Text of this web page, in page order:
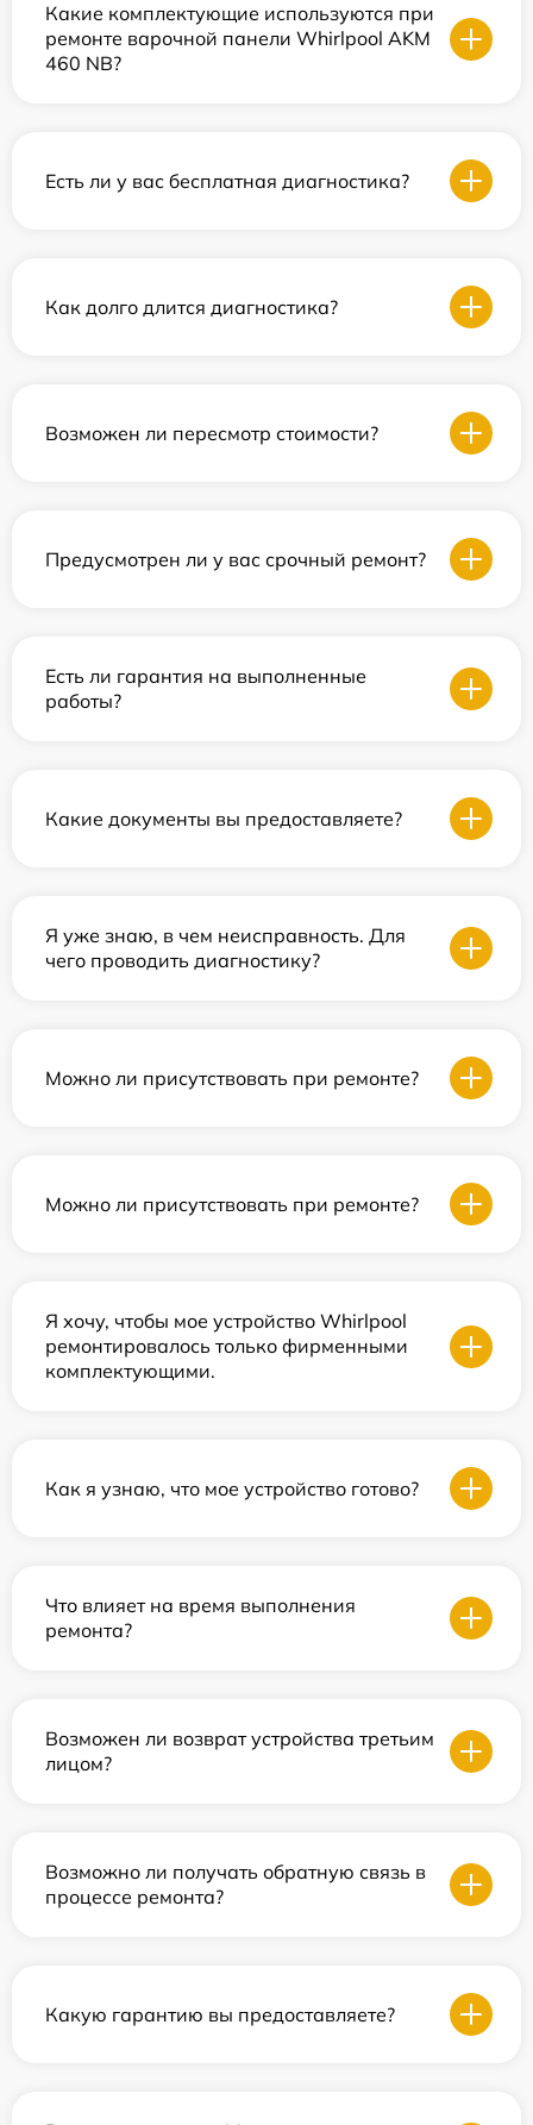
Какие комплектующие используются при
ремонте варочной панели Whirlpool AKM
460 NB?
Есть ли у вас бесплатная диагностика?
Как долго длится диагностика?
Возможен ли пересмотр стоимости?
Предусмотрен ли у вас срочный ремонт?
Есть ли гарантия на выполненные
работы?
Какие документы вы предоставляете?
Я уже знаю, в чем неисправность. Для
чего проводить диагностику?
Можно ли присутствовать при ремонте?
Можно ли присутствовать при ремонте?
Я хочу, чтобы мое устройство Whirlpool
ремонтировалось только фирменными
комплектующими.
Как я узнаю, что мое устройство готово?
Что влияет на время выполнения
ремонта?
Возможен ли возврат устройства третьим
лицом?
Возможно ли получать обратную связь в
процессе ремонта?
Какую гарантию вы предоставляете?